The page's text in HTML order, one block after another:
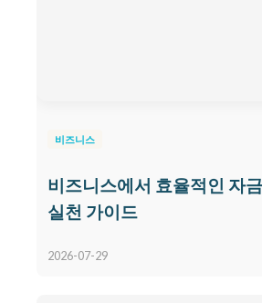
비즈니스
비즈니스에서 효율적인 자
실천 가이드
2026-07-29